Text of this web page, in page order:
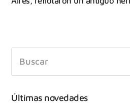
Últimas novedades